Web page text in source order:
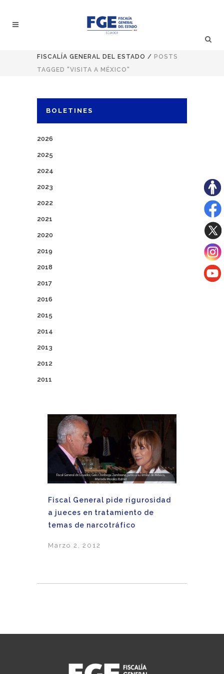
FISCALÍA GENERAL DEL ESTADO / POSTS
TAGGED "VISITA A MÉXICO"
BOLETINES
2026
2025
2024
2023
2022
2021
2020
2019
2018
2017
2016
2015
2014
2013
2012
2011
Fiscal General pide rigurosidad
a jueces en tratamiento de
temas de narcotráfico
Marzo 2, 2012